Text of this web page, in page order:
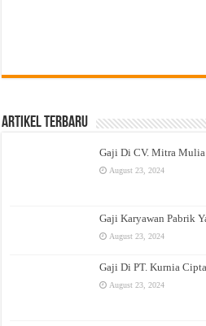
Artikel Terbaru
Gaji Di CV. Mitra
August 23, 2024
Gaji Karyawan Pabrik
August 23, 2024
Gaji Di PT. Kurnia
August 23, 2024